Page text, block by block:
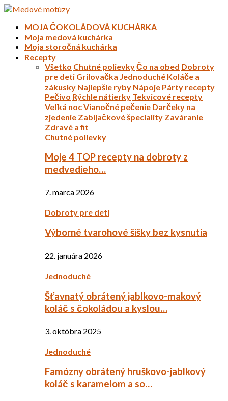
MOJA ČOKOLÁDOVÁ KUCHÁRKA
Moja medová kuchárka
Moja storočná kuchárka
Recepty
Všetko Chutné polievkyČo na obed Dobroty
pre deti Grilovačka Jednoduché Koláče a
zákusky Najlepšie ryby Nápoje Párty recepty
Pečivo Rýchle nátierky Tekvicové recepty
Veľká nocVianočné pečenie Darčeky na
zjedenie Zabíjačkové špeciality Zaváranie
Zdravé a fit
Chutné polievky
Moje 4 TOP recepty na dobroty z
medvedieho…
7. marca 2026
Dobroty pre deti
Výborné tvarohové šišky bez kysnutia
22. januára 2026
Jednoduché
Šťavnatý obrátený jablkovo-makový
koláč s čokoládou a kyslou…
3. októbra 2025
Jednoduché
Famózny obrátený hruškovo-jablkový
koláč s karamelom a so…